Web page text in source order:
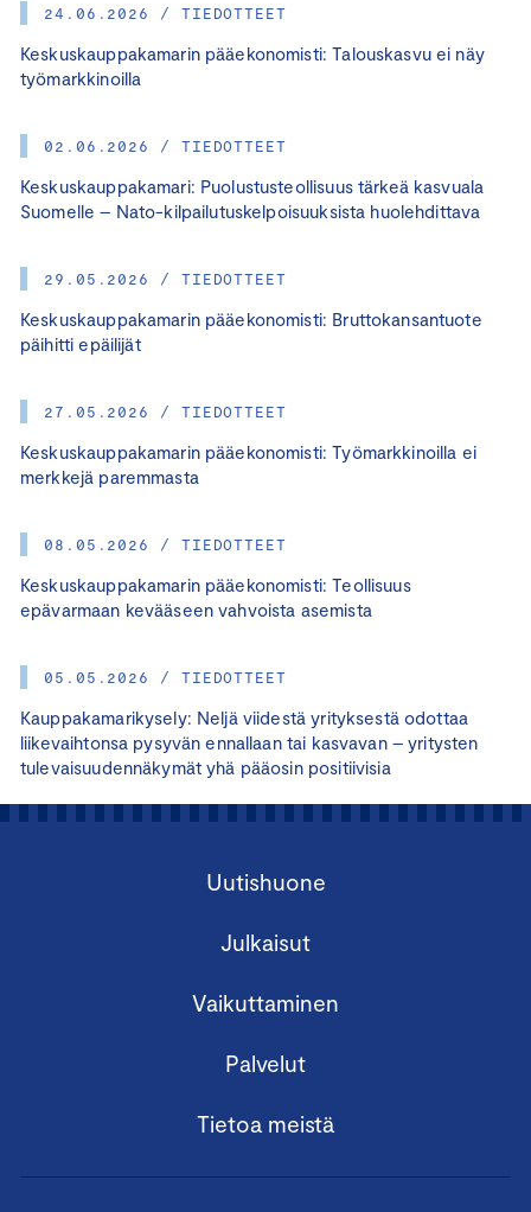
24.06.2026 / TIEDOTTEET
Keskuskauppakamarin pääekonomisti: Talouskasvu ei näy
työmarkkinoilla
02.06.2026 / TIEDOTTEET
Keskuskauppakamari: Puolustusteollisuus tärkeä kasvuala
Suomelle – Nato-kilpailutuskelpoisuuksista huolehdittava
29.05.2026 / TIEDOTTEET
Keskuskauppakamarin pääekonomisti: Bruttokansantuote
päihitti epäilijät
27.05.2026 / TIEDOTTEET
Keskuskauppakamarin pääekonomisti: Työmarkkinoilla ei
merkkejä paremmasta
08.05.2026 / TIEDOTTEET
Keskuskauppakamarin pääekonomisti: Teollisuus
epävarmaan kevääseen vahvoista asemista
05.05.2026 / TIEDOTTEET
Kauppakamarikysely: Neljä viidestä yrityksestä odottaa
liikevaihtonsa pysyvän ennallaan tai kasvavan – yritysten
tulevaisuudennäkymät yhä pääosin positiivisia
Uutishuone
Julkaisut
Vaikuttaminen
Palvelut
Tietoa meistä